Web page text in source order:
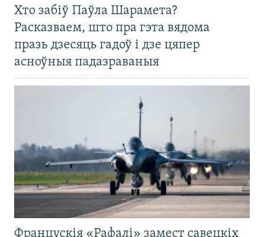
Хто забіў Паўла Шарамета?
Расказваем, што пра гэта вядома
празь дзесяць гадоў і дзе цяпер
асноўныя падазраваныя
Францускія «Рафалі» замест савецкіх